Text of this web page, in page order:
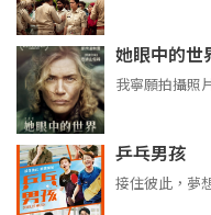
她眼中的世
我寧願拍攝照
乒乓男孩
接住彼此，夢